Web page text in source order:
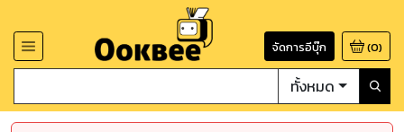
จัดการอีบุ๊ก (0)
ทั้งหมด